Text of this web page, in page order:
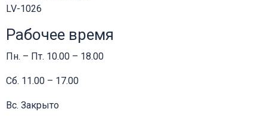
LV-1026
Рабочее время
Пн. – Пт. 10.00 – 18.00
Сб. 11.00 – 17.00
Вс. Закрыто